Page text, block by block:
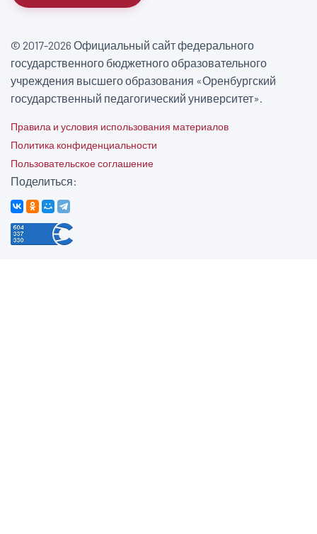
© 2017-2026 Официальный сайт федерального
государственного бюджетного образовательного
учреждения высшего образования «Оренбургский
государственный педагогический университет».
Правила и условия использования материалов
Политика конфиденциальности
Пользовательское соглашение
Поделиться: